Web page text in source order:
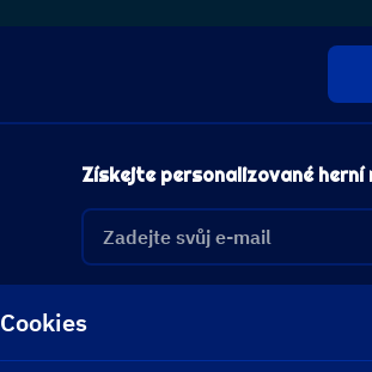
Získejte personalizované herní
Cookies